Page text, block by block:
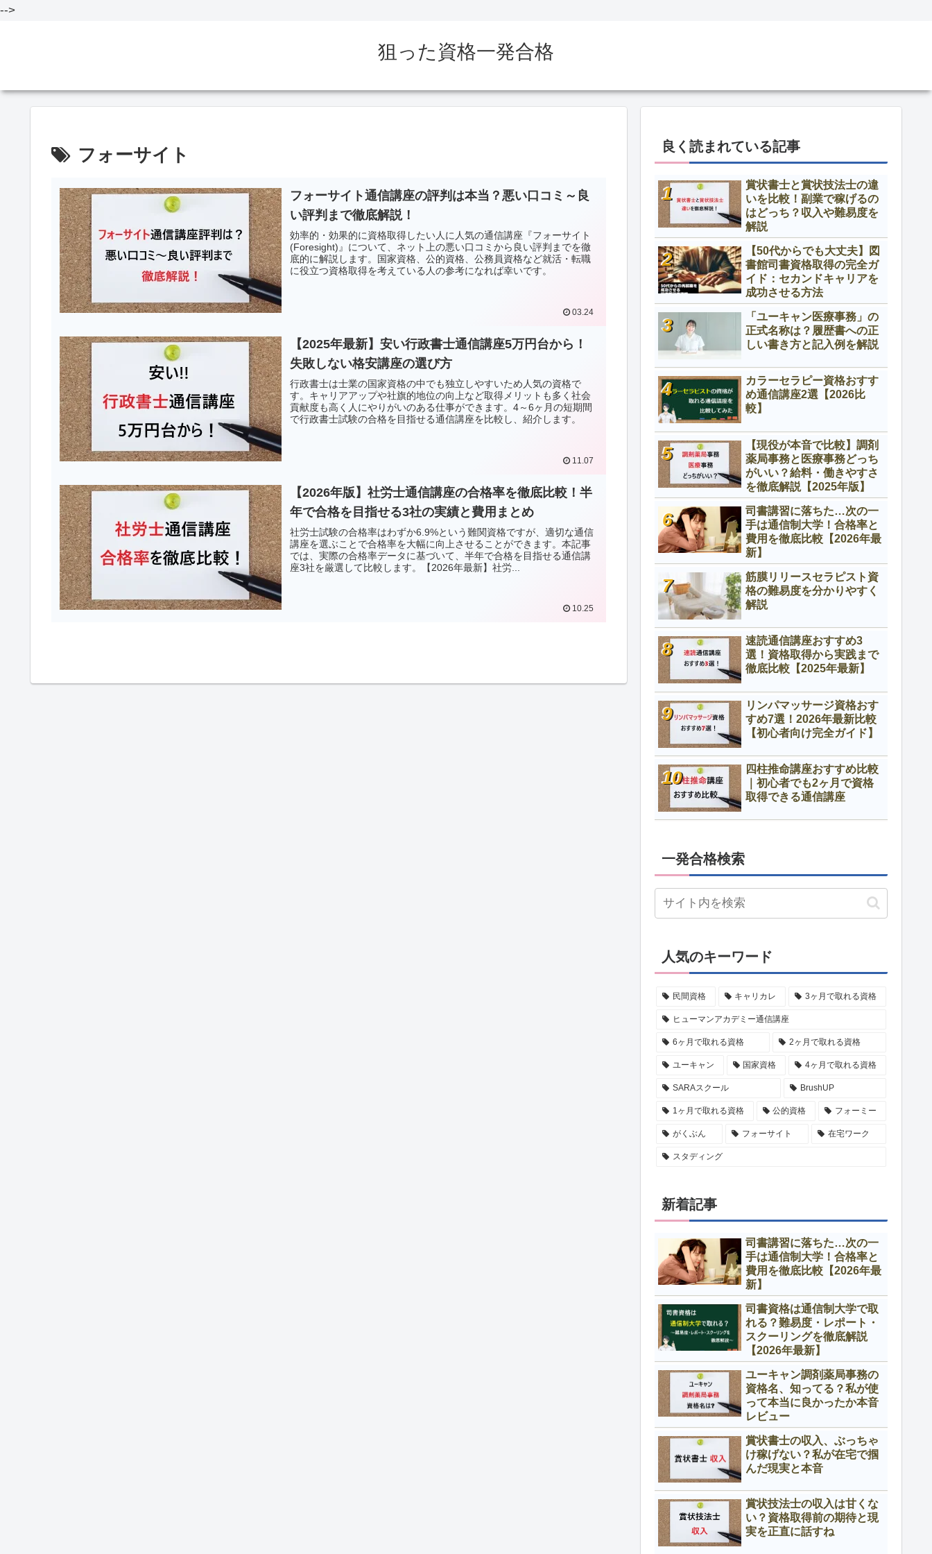
-->
狙った資格一発合格
フォーサイト
フォーサイト通信講座の評判は本当？悪い口コミ～良
い評判まで徹底解説！
効率的・効果的に資格取得したい人に人気の通信講座『フォーサイト
(Foresight)』について、ネット上の悪い口コミから良い評判までを徹
底的に解説します。国家資格、公的資格、公務員資格など就活・転職
に役立つ資格取得を考えている人の参考になれば幸いです。
03.24
【2025年最新】安い行政書士通信講座5万円台から！
失敗しない格安講座の選び方
行政書士は士業の国家資格の中でも独立しやすいため人気の資格で
す。キャリアアップや社旗的地位の向上など取得メリットも多く社会
貢献度も高く人にやりがいのある仕事ができます。4～6ヶ月の短期間
で行政書士試験の合格を目指せる通信講座を比較し、紹介します。
11.07
【2026年版】社労士通信講座の合格率を徹底比較！半
年で合格を目指せる3社の実績と費用まとめ
社労士試験の合格率はわずか6.9%という難関資格ですが、適切な通信
講座を選ぶことで合格率を大幅に向上させることができます。本記事
では、実際の合格率データに基づいて、半年で合格を目指せる通信講
座3社を厳選して比較します。【2026年最新】社労...
10.25
良く読まれている記事
賞状書士と賞状技法士の違
いを比較！副業で稼げるの
はどっち？収入や難易度を
解説
【50代からでも大丈夫】図
書館司書資格取得の完全ガ
イド：セカンドキャリアを
成功させる方法
「ユーキャン医療事務」の
正式名称は？履歴書への正
しい書き方と記入例を解説
カラーセラピー資格おすす
め通信講座2選【2026比
較】
【現役が本音で比較】調剤
薬局事務と医療事務どっち
がいい？給料・働きやすさ
を徹底解説【2025年版】
司書講習に落ちた…次の一
手は通信制大学！合格率と
費用を徹底比較【2026年最
新】
筋膜リリースセラピスト資
格の難易度を分かりやすく
解説
速読通信講座おすすめ3
選！資格取得から実践まで
徹底比較【2025年最新】
リンパマッサージ資格おす
すめ7選！2026年最新比較
【初心者向け完全ガイド】
四柱推命講座おすすめ比較
｜初心者でも2ヶ月で資格
取得できる通信講座
一発合格検索
人気のキーワード
民間資格 キャリカレ 3ヶ月で取れる資格
ヒューマンアカデミー通信講座
6ヶ月で取れる資格 2ヶ月で取れる資格
ユーキャン 国家資格 4ヶ月で取れる資格
SARAスクール BrushUP
1ヶ月で取れる資格 公的資格 フォーミー
がくぶん フォーサイト 在宅ワーク
スタディング
新着記事
司書講習に落ちた…次の一
手は通信制大学！合格率と
費用を徹底比較【2026年最
新】
司書資格は通信制大学で取
れる？難易度・レポート・
スクーリングを徹底解説
【2026年最新】
ユーキャン調剤薬局事務の
資格名、知ってる？私が使
って本当に良かったか本音
レビュー
賞状書士の収入、ぶっちゃ
け稼げない？私が在宅で掴
んだ現実と本音
賞状技法士の収入は甘くな
い？資格取得前の期待と現
実を正直に話すね